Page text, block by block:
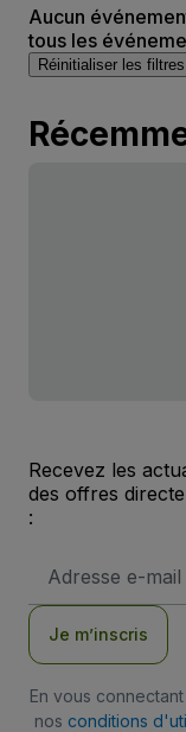
Aucun
tous les
Réinitialiser les filtres
Recevez les
des offres
:
e-
Je m’inscris
En vous
nos conditions